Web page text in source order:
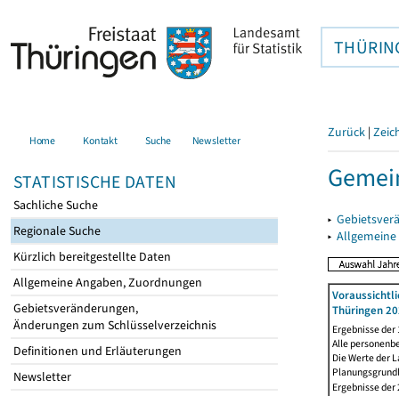
Home Kontakt Suche Newsletter
STATISTISCHE DATEN
Sachliche Suche
Regionale Suche
Kürzlich bereitgestellte Daten
Allgemeine Angaben, Zuordnungen
Gebietsveränderungen,
Änderungen zum Schlüsselverzeichnis
Definitionen und Erläuterungen
Newsletter
Zurück |
▸
▸
Thüringen
Ergebnisse
Alle
Die Werte der
Ergebnisse